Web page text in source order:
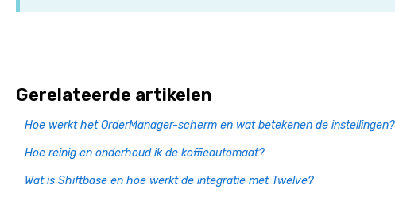
Gerelateerde artikelen
Hoe werkt het OrderManager-scherm en wat betekenen de instellingen?
Hoe reinig en onderhoud ik de koffieautomaat?
Wat is Shiftbase en hoe werkt de integratie met Twelve?